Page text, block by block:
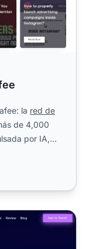
la red de
de 4,000
por IA,